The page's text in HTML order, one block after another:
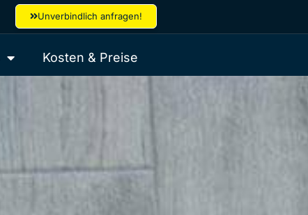
Unverbindlich anfragen!
Kosten & Preise